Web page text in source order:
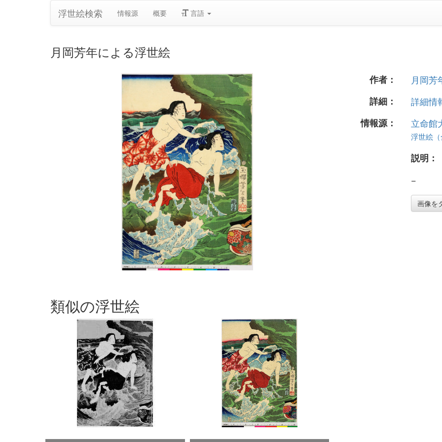
浮世絵検索 情報源 概要 言語
月岡芳年による浮世絵
作者：
月岡芳
詳細：
詳細情
情報源：
立命館
浮世絵
説明：
−
画像を
類似の浮世絵